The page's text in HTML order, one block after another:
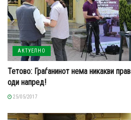
АКТУЕЛНО
Тетово: Граѓанинот нема никакви
оди напред!
25/05/2017